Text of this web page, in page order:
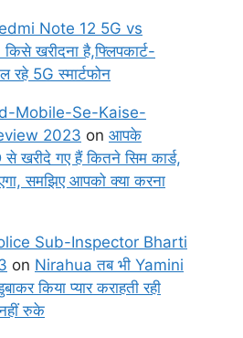
Note 12 5G vs
खरीदना है,फ्लिपकार्ट-
रहे 5G स्मार्टफोन
Mobile-Se-Kaise-
2023 on आपके
खरीदे गए हैं कितने सिम कार्ड,
समझिए आपको क्या करना
Sub-Inspector Bharti
on Nirahua तब भी Yamini
किया प्यार कराहती रही
नहीं रुके